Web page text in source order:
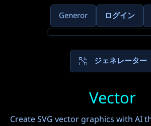
Generor ログイン
ジェネレーター
Vector
Create SVG vector graphics with AI